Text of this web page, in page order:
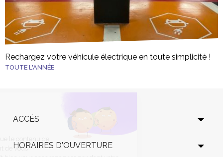
Rechargez votre véhicule électrique en toute simplicité !
TOUTE L'ANNÉE
ACCÈS
HORAIRES D'OUVERTURE
les Cookies !
On a attendu d'être sûrs que le contenu de
ce site vous intéresse avant de vous